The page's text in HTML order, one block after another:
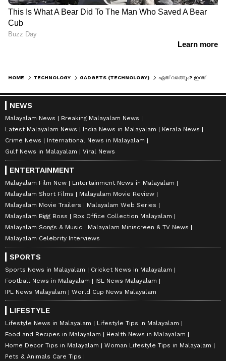
HOME TECHNOLOGY GADGETS (TECHNOLOGY) ഏത് വാങ്ങും? ഇന്ത്യയിലെ മികച്ച കോംപാക്റ്റ് സ്‍മാർട്ട്‌ഫോണുകൾ
NEWS
Malayalam News
Breaking Malayalam News
Latest Malayalam News
India News in Malayalam
Kerala News
Crime News
International News in Malayalam
Gulf News in Malayalam
Viral News
ENTERTAINMENT
Malayalam Film New
Entertainment News in Malayalam
Malayalam Short Films
Malayalam Movie Review
Malayalam Movie Trailers
Malayalam Web Series
Malayalam Bigg Boss
Box Office Collection Malayalam
Malayalam Songs & Music
Malayalam Miniscreen & TV News
Malayalam Celebrity Interviews
SPORTS
Sports News in Malayalam
Cricket News in Malayalam
Football News in Malayalam
ISL News Malayalam
IPL News Malayalam
World Cup News Malayalam
LIFESTYLE
Lifestyle News in Malayalam
Lifestyle Tips in Malayalam
Food and Recipes in Malayalam
Health News in Malayalam
Home Decor Tips in Malayalam
Woman Lifestyle Tips in Malayalam
Pets & Animals Care Tips